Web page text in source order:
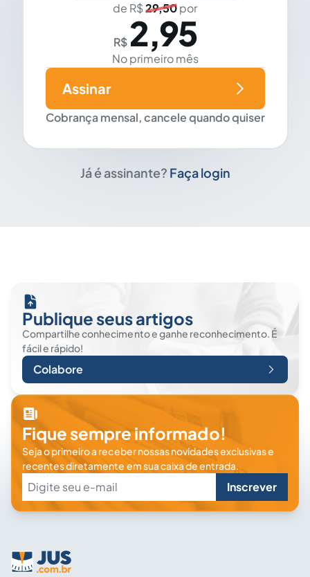
de R$29,50por
R$ 2,95
No primeiro mês
Cobrança mensal, cancele quando quiser
Assinar
Já é assinante? Faça login
Publique seus artigos
Compartilhe conhecimento e ganhe reconhecimento. É
fácil e rápido!
Colabore
Fique sempre informado!
Seja o primeiro a receber nossas novidades exclusivas e
recentes diretamente em sua caixa de entrada.
Inscrever